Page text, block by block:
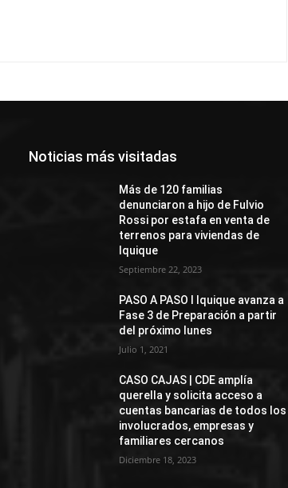
Noticias más visitadas
Más de 120 familias
denunciaron a hijo de Fulvio
Rossi por estafa en venta de
terrenos para viviendas de
Iquique
Septiembre 22, 2023
PASO A PASO I Iquique avanza a
Fase 3 de Preparación a partir
del próximo lunes
Julio 1, 2021
CASO CAJAS | CDE amplía
querella y solicita acceso a
cuentas bancarias de todos los
involucrados, empresas y
familiares cercanos
Diciembre 18, 2023